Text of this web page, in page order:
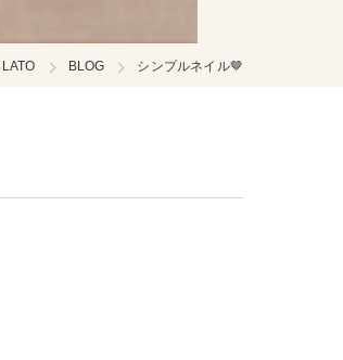
BLOG シンプルネイル🤎